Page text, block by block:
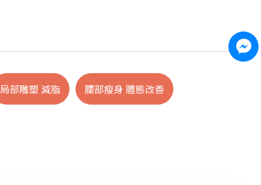
局部雕塑 減脂 腰部瘦身 體態改善